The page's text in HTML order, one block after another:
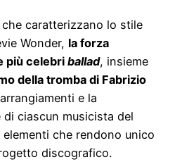
che caratterizzano lo stile
Wonder, la forza
più celebri ballad, insieme
della tromba di Fabrizio
e la
ciascun musicista del
che rendono unico
discografico.